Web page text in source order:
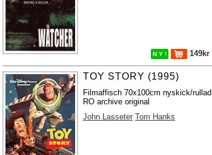
N Y ! 149kr
TOY STORY (1995)
Filmaffisch 70x100cm nyskick/rullad
RO archive original
John Lasseter Tom Hanks